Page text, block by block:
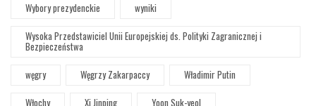
Wybory prezydenckie
wyniki
Wysoka Przedstawiciel Unii Europejskiej ds. Polityki Zagranicznej i
Bezpieczeństwa
węgry
Węgrzy Zakarpaccy
Władimir Putin
Włochy
Xi Jinping
Yoon Suk-yeol